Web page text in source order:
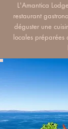
L'Amantica
restaurant
déguster une
locales préparées